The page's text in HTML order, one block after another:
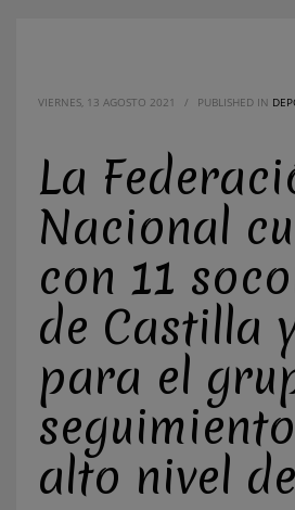
VIERNES, 13 AGOSTO 2021 / PUBLISHED IN
La
Nacional
con 11
de Castilla
para el
alto nivel